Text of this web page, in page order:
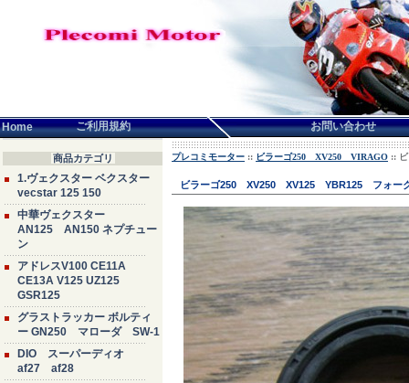
Home ご利用規約 お問い合わせ
商品カテゴリ
1.ヴェクスター ベクスター
vecstar 125 150
中華ヴェクスター
AN125 AN150 ネプチュー
ン
アドレスV100 CE11A
CE13A V125 UZ125
GSR125
グラストラッカー ボルティ
ー GN250 マローダ SW-1
DIO スーパーディオ
af27 af28
プレコミモーター :: ビラーゴ250 XV250 VIRAGO ::
ビラーゴ250 XV250 XV125 YBR125 フォー